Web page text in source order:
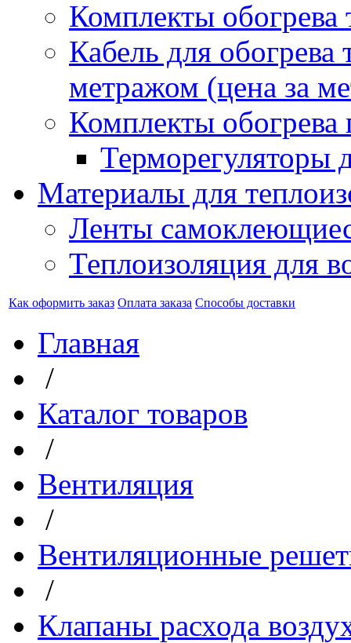
Комплекты обогрева
Кабель для обогрева
метражом (цена за
Комплекты обогрева
Терморегуляторы
Материалы для
Ленты
Теплоизоляция для
Как оформить заказ Оплата заказа Способы доставки
Главная
/
Каталог товаров
/
Вентиляция
/
Вентиляционные
/
Клапаны расхода